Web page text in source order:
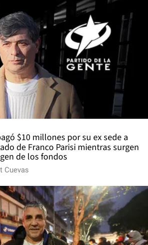
$10 millones por su ex sede a
de Franco Parisi mientras surgen
de los fondos
Cuevas